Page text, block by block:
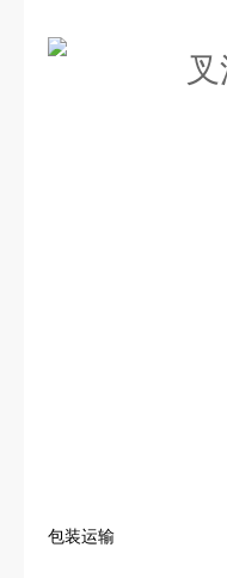
包装运输